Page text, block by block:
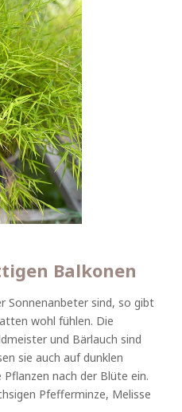
Balkonen
Sonnenanbeter sind, so gibt
wohl fühlen. Die
und Bärlauch sind
sie auch auf dunklen
Pflanzen nach der Blüte ein.
Pfefferminze, Melisse